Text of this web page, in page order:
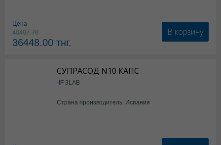
Цена
40497.78
36448.00 тнг.
В корзину
СУПРАСОД N10 КАПС
-IF 3LAB
Страна производитель: Испания